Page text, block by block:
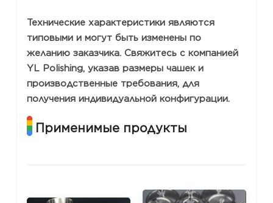
Технические характеристики являются
типовыми и могут быть изменены по
желанию заказчика. Свяжитесь с компанией
YL Polishing, указав размеры чашек и
производственные требования, для
получения индивидуальной конфигурации.
Применимые продукты